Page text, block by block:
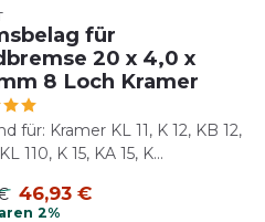
für
20 x 4,0 x
8 Loch Kramer
für: Kramer KL 11, K 12, KB 12,
110, K 15, KA 15, K...
46,93 €
2%